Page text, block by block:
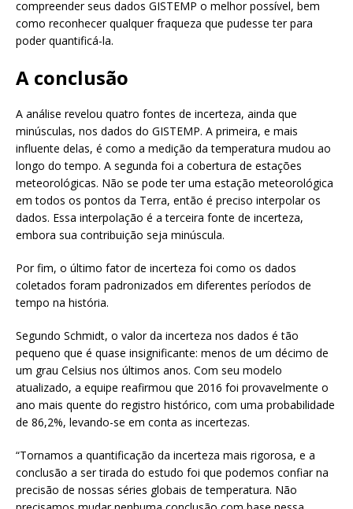
compreender seus dados GISTEMP o melhor possível, bem
como reconhecer qualquer fraqueza que pudesse ter para
poder quantificá-la.
A conclusão
A análise revelou quatro fontes de incerteza, ainda que
minúsculas, nos dados do GISTEMP. A primeira, e mais
influente delas, é como a medição da temperatura mudou ao
longo do tempo. A segunda foi a cobertura de estações
meteorológicas. Não se pode ter uma estação meteorológica
em todos os pontos da Terra, então é preciso interpolar os
dados. Essa interpolação é a terceira fonte de incerteza,
embora sua contribuição seja minúscula.
Por fim, o último fator de incerteza foi como os dados
coletados foram padronizados em diferentes períodos de
tempo na história.
Segundo Schmidt, o valor da incerteza nos dados é tão
pequeno que é quase insignificante: menos de um décimo de
um grau Celsius nos últimos anos. Com seu modelo
atualizado, a equipe reafirmou que 2016 foi provavelmente o
ano mais quente do registro histórico, com uma probabilidade
de 86,2%, levando-se em conta as incertezas.
“Tornamos a quantificação da incerteza mais rigorosa, e a
conclusão a ser tirada do estudo foi que podemos confiar na
precisão de nossas séries globais de temperatura. Não